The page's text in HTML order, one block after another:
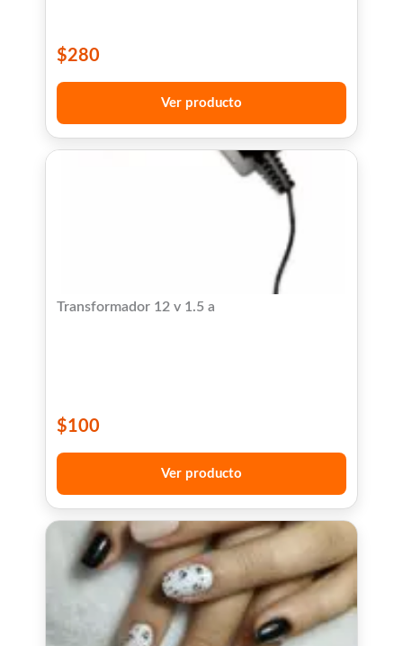
$280
Ver producto
Transformador 12 v 1.5 a
$100
Ver producto